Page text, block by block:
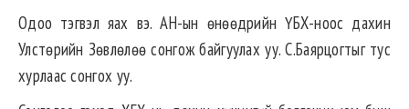
Одоо тэгвэл яах вэ. АН-ын өнөөдрийн ҮБХ-ноос дахин
Улстөрийн Зөвлөлөө сонгож байгуулах уу. С.Баярцогтыг тус
хурлаас сонгох уу.